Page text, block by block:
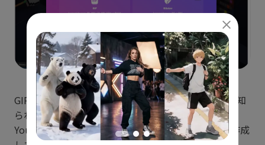
GIPHYは世界最大規模のGIFプラットフォームとして知
られるサービスで、GIF作成機能も提供しています。
YouTube URLを貼り付けるだけでGIFを生成でき、作成